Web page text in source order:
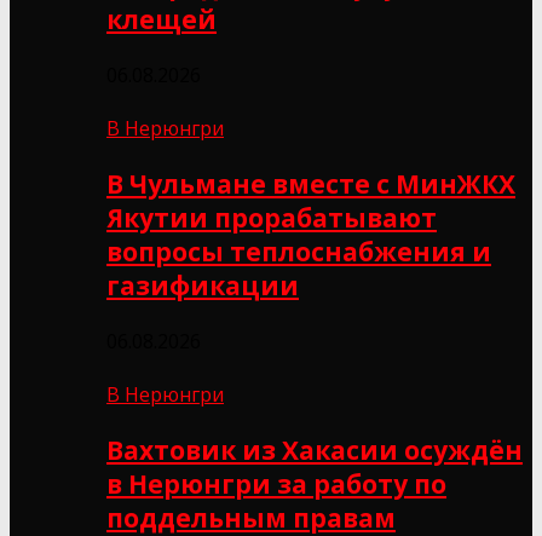
клещей
В Нерюнгри
В Чульмане вместе с МинЖКХ
Якутии прорабатывают
вопросы теплоснабжения и
газификации
В Нерюнгри
Вахтовик из Хакасии осуждён
в Нерюнгри за работу по
поддельным правам